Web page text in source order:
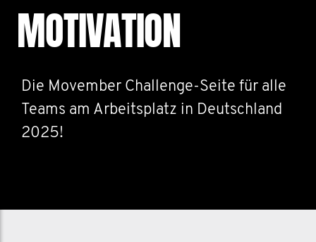
MOTIVATION
Die Movember Challenge-Seite für alle
Teams am Arbeitsplatz in Deutschland
2025!